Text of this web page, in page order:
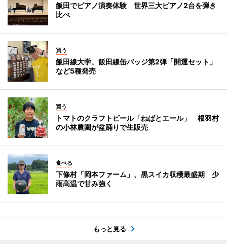
飯田でピアノ演奏体験 世界三大ピアノ2台を弾き
比べ
買う
飯田線大学、飯田線缶バッジ第2弾「開運セット」
など5種発売
買う
トマトのクラフトビール「ねばとエール」 根羽村
の小林農園が盆踊りで生販売
食べる
下條村「岡本ファーム」、黒スイカ収穫最盛期 少
雨高温で甘み強く
もっと見る